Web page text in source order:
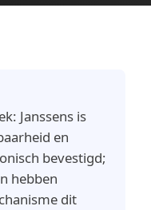
Janssens is
en
bevestigd;
hebben
dit